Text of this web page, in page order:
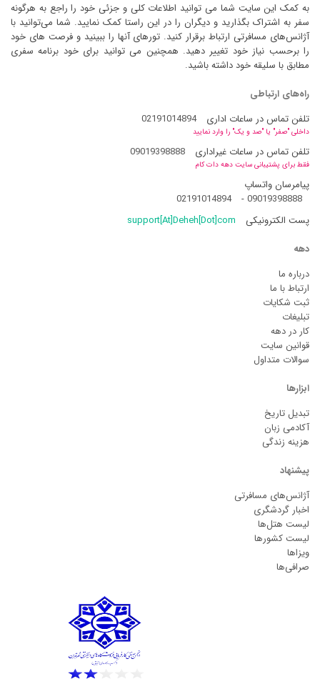
به کمک این سایت شما می توانید اطلاعات کلی و جزئی خود را راجع به هرگونه
سفر به اشتراک بگذارید و دیگران را در این راستا کمک نمایید. شما می‌توانید با
آژانس‌های مسافرتی ارتباط برقرار کنید. تورهای آنها را ببینید و فرصت های خود
را برحسب نیاز خود تغییر دهید. همچنین می توانید برای خود برنامه سفری
مطابق با سلیقه خود داشته باشید.
راه‌های ارتباطی
تلفن تماس در ساعات اداری
02191014894
داخلی "صفر" یا "صد و یک" را وارد نمایید
تلفن تماس در ساعات غیراداری 09019398888
فقط برای پشتیبانی سایت دهه دات کام
پیامرسان واتساپ
09019398888
-
02191014894
پست الکترونیکی
support[At]Deheh[Dot]com
دهه
درباره ما
ارتباط با ما
ثبت شکایات
تبلیغات
کار در دهه
قوانین سایت
سوالات متداول
ابزارها
تبدیل تاریخ
آکادمی زبان
هزینه زندگی
پیشنهاد
آژانس‌های مسافرتی
اخبار گردشگری
لیست هتل‌ها
لیست کشورها
ویزاها
صرافی‌ها